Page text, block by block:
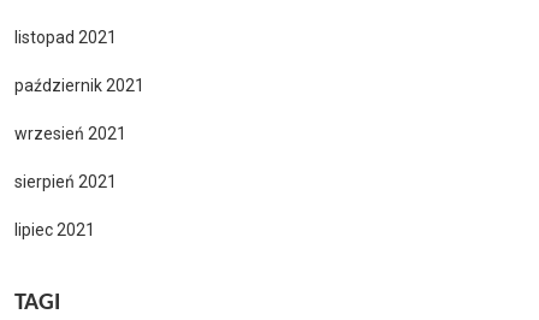
listopad 2021
październik 2021
wrzesień 2021
sierpień 2021
lipiec 2021
TAGI